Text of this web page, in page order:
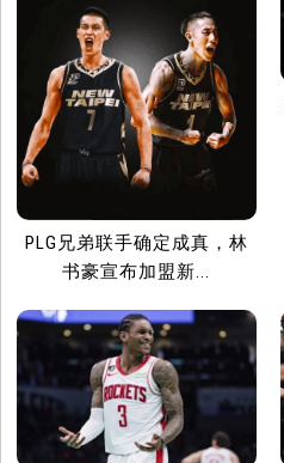
PLG兄弟联手确定成真，林
书豪宣布加盟新...